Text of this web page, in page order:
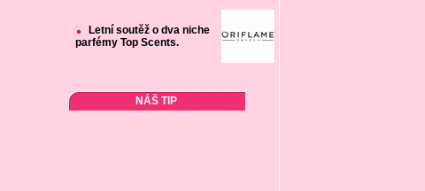
Letní soutěž o dva niche
parfémy Top Scents.
NÁŠ TIP